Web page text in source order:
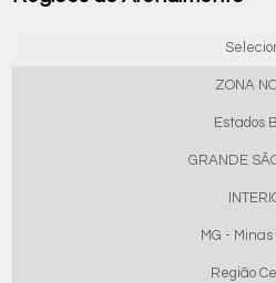
ZONA
Estados
GRANDE
MG -
Região